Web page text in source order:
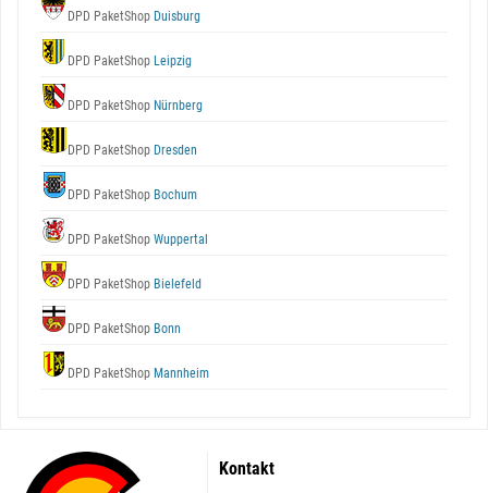
DPD PaketShop Duisburg
DPD PaketShop Leipzig
DPD PaketShop Nürnberg
DPD PaketShop Dresden
DPD PaketShop Bochum
DPD PaketShop Wuppertal
DPD PaketShop Bielefeld
DPD PaketShop Bonn
DPD PaketShop Mannheim
Kontakt